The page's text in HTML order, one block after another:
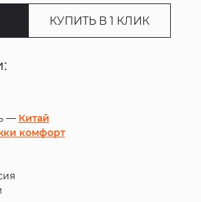
КУПИТЬ В 1 КЛИК
— Китай
комфорт